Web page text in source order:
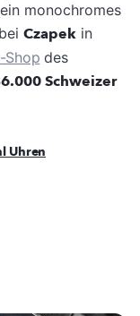
monochromes
Czapek in
Shop des
Schweizer
Uhren